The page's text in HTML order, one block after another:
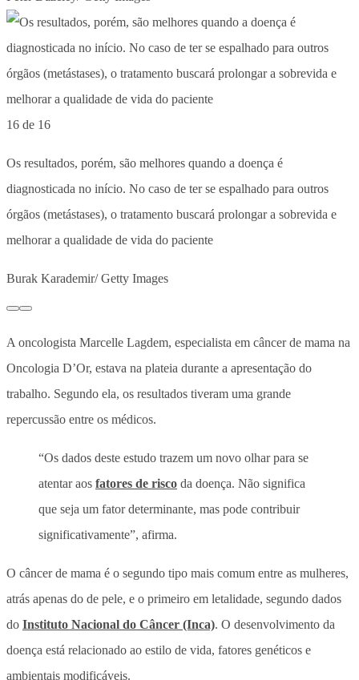
16 de 16
Os resultados, porém, são melhores quando a doença é
diagnosticada no início. No caso de ter se espalhado para outros
órgãos (metástases), o tratamento buscará prolongar a sobrevida e
melhorar a qualidade de vida do paciente
Burak Karademir/ Getty Images
A oncologista Marcelle Lagdem, especialista em câncer de mama na
Oncologia D’Or, estava na plateia durante a apresentação do
trabalho. Segundo ela, os resultados tiveram uma grande
repercussão entre os médicos.
“Os dados deste estudo trazem um novo olhar para se
atentar aos fatores de risco da doença. Não significa
que seja um fator determinante, mas pode contribuir
significativamente”, afirma.
O câncer de mama é o segundo tipo mais comum entre as mulheres,
atrás apenas do de pele, e o primeiro em letalidade, segundo dados
do Instituto Nacional do Câncer (Inca). O desenvolvimento da
doença está relacionado ao estilo de vida, fatores genéticos e
ambientais modificáveis.